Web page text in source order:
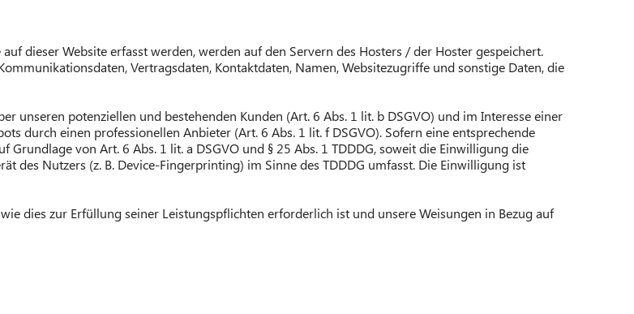
dieser Website erfasst werden, werden auf den Servern des Hosters / der Hoster gespeichert.
Vertragsdaten, Kontaktdaten, Namen, Websitezugriffe und sonstige Daten, die
unseren potenziellen und bestehenden Kunden (Art. 6 Abs. 1 lit. b DSGVO) und im Interesse einer
durch einen professionellen Anbieter (Art. 6 Abs. 1 lit. f DSGVO). Sofern eine entsprechende
von Art. 6 Abs. 1 lit. a DSGVO und § 25 Abs. 1 TDDDG, soweit die Einwilligung die
des Nutzers (z. B. Device-Fingerprinting) im Sinne des TDDDG umfasst. Die Einwilligung ist
dies zur Erfüllung seiner Leistungspflichten erforderlich ist und unsere Weisungen in Bezug auf